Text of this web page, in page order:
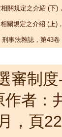
關規定之介紹 (下)
關規定之介紹 (上)
刑事法雜誌，第43卷
審制
作者：
月，頁22